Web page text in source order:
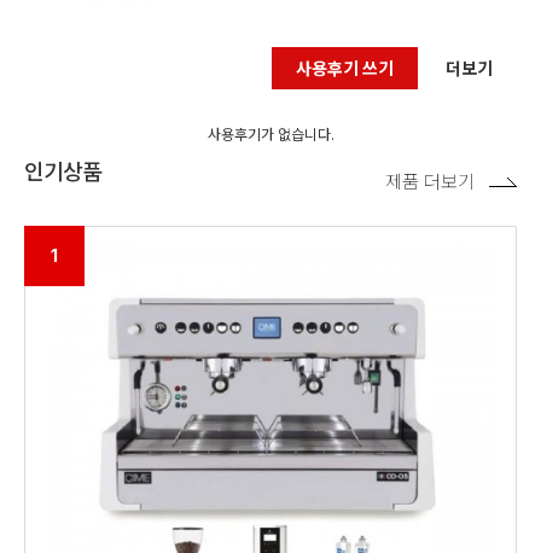
사용후기 쓰기 더보기
사용후기가 없습니다.
인기상품
1
제품 더보기